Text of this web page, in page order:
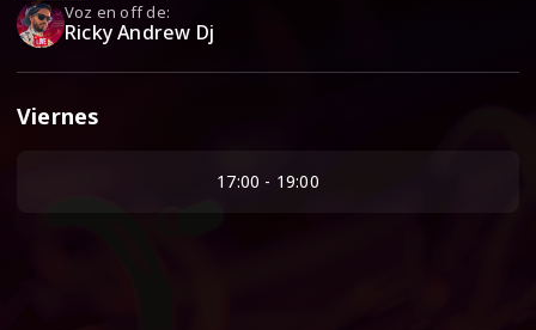
Voz en off de:
Ricky Andrew Dj
Viernes
17:00 - 19:00